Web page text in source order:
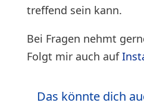
treffend sein kann.
Bei Fragen nehmt
Folgt mir auch auf
Das könnte dich